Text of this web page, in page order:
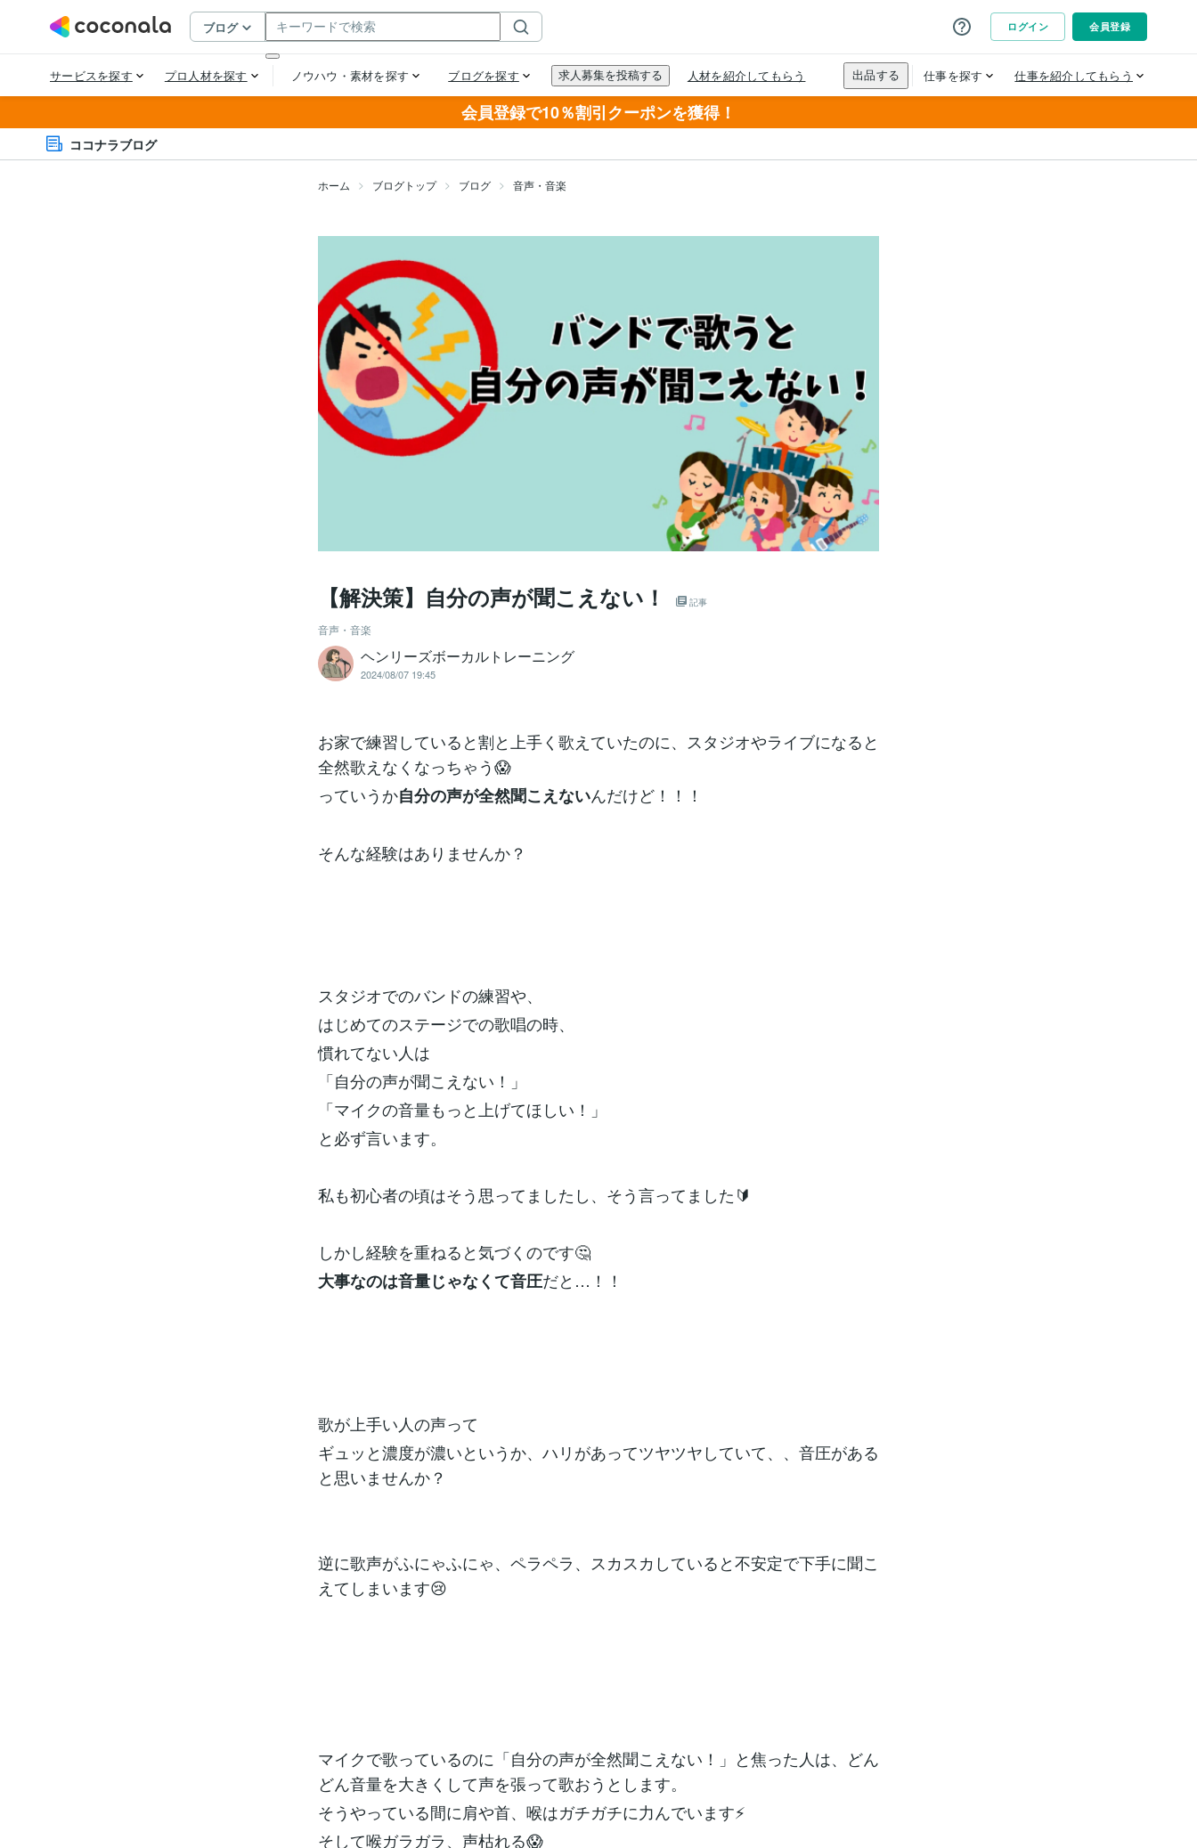
会員登録で10％割引クーポンを獲得！
ココナラブログ
ホーム ブログトップ ブログ 音声・音楽
【解決策】自分の声が聞こえない！ 記事
音声・音楽
ヘンリーズボーカルトレーニング
2024/08/07 19:45
お家で練習していると割と上手く歌えていたのに、スタジオやライブになると
全然歌えなくなっちゃう😱
っていうか自分の声が全然聞こえないんだけど！！！
そんな経験はありませんか？
スタジオでのバンドの練習や、
はじめてのステージでの歌唱の時、
慣れてない人は
「自分の声が聞こえない！」
「マイクの音量もっと上げてほしい！」
と必ず言います。
私も初心者の頃はそう思ってましたし、そう言ってました🔰
しかし経験を重ねると気づくのです🤔
大事なのは音量じゃなくて音圧だと…！！
歌が上手い人の声って
ギュッと濃度が濃いというか、ハリがあってツヤツヤしていて、、音圧がある
と思いませんか？
逆に歌声がふにゃふにゃ、ペラペラ、スカスカしていると不安定で下手に聞こ
えてしまいます😢
マイクで歌っているのに「自分の声が全然聞こえない！」と焦った人は、どん
どん音量を大きくして声を張って歌おうとします。
そうやっている間に肩や首、喉はガチガチに力んでいます⚡️
そして喉ガラガラ、声枯れる😱